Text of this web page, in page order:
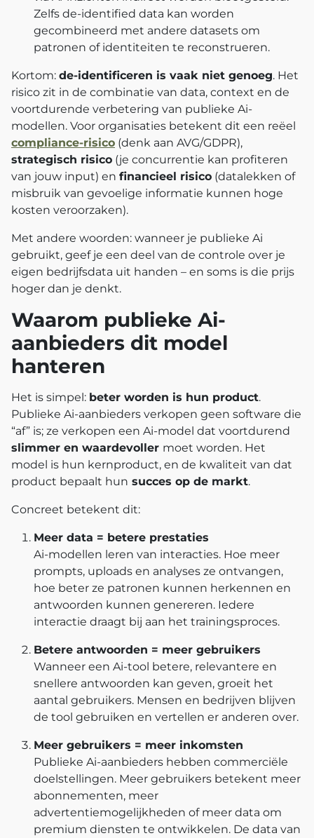
Zelfs de-identified data kan worden
gecombineerd met andere datasets om
patronen of identiteiten te reconstrueren.
Kortom: de-identificeren is vaak niet genoeg. Het
risico zit in de combinatie van data, context en de
voortdurende verbetering van publieke Ai-
modellen. Voor organisaties betekent dit een reëel
compliance-risico (denk aan AVG/GDPR),
strategisch risico (je concurrentie kan profiteren
van jouw input) en financieel risico (datalekken of
misbruik van gevoelige informatie kunnen hoge
kosten veroorzaken).
Met andere woorden: wanneer je publieke Ai
gebruikt, geef je een deel van de controle over je
eigen bedrijfsdata uit handen – en soms is die prijs
hoger dan je denkt.
Waarom publieke Ai-
aanbieders dit model
hanteren
Het is simpel: beter worden is hun product.
Publieke Ai-aanbieders verkopen geen software die
“af” is; ze verkopen een Ai-model dat voortdurend
slimmer en waardevoller moet worden. Het
model is hun kernproduct, en de kwaliteit van dat
product bepaalt hun succes op de markt.
Concreet betekent dit:
Meer data = betere prestaties
Ai-modellen leren van interacties. Hoe meer
prompts, uploads en analyses ze ontvangen,
hoe beter ze patronen kunnen herkennen en
antwoorden kunnen genereren. Iedere
interactie draagt bij aan het trainingsproces.
Betere antwoorden = meer gebruikers
Wanneer een Ai-tool betere, relevantere en
snellere antwoorden kan geven, groeit het
aantal gebruikers. Mensen en bedrijven blijven
de tool gebruiken en vertellen er anderen over.
Meer gebruikers = meer inkomsten
Publieke Ai-aanbieders hebben commerciële
doelstellingen. Meer gebruikers betekent meer
abonnementen, meer
advertentiemogelijkheden of meer data om
premium diensten te ontwikkelen. De data van